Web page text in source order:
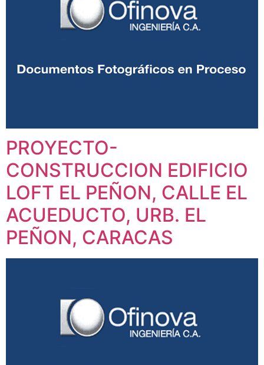
PROYECTO-
CONSTRUCCION EDIFICIO
LOFT EL PEÑON, CALLE EL
ACUEDUCTO, URB. EL
PEÑON, CARACAS